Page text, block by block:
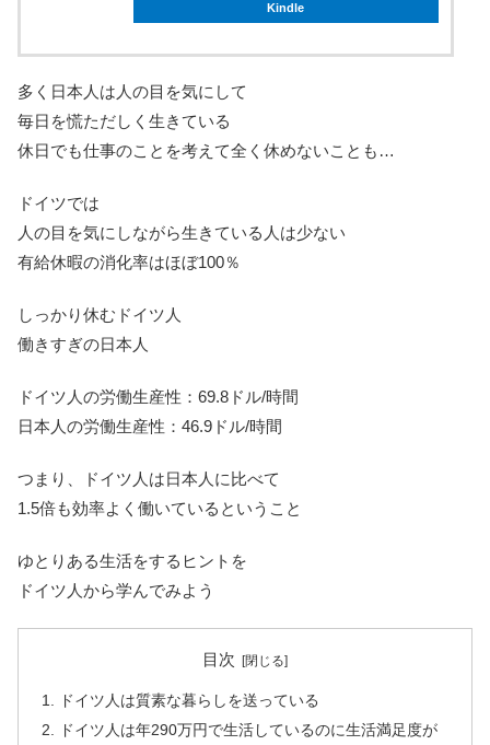
Kindle
多く日本人は人の目を気にして
毎日を慌ただしく生きている
休日でも仕事のことを考えて全く休めないことも…
ドイツでは
人の目を気にしながら生きている人は少ない
有給休暇の消化率はほぼ100％
しっかり休むドイツ人
働きすぎの日本人
ドイツ人の労働生産性：69.8ドル/時間
日本人の労働生産性：46.9ドル/時間
つまり、ドイツ人は日本人に比べて
1.5倍も効率よく働いているということ
ゆとりある生活をするヒントを
ドイツ人から学んでみよう
目次
ドイツ人は質素な暮らしを送っている
ドイツ人は年290万円で生活しているのに生活満足度が